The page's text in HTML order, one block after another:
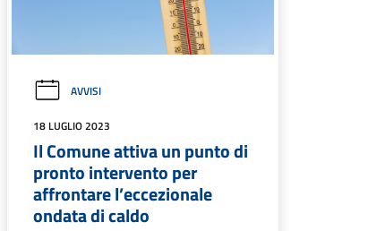
AVVISI
18 LUGLIO 2023
Il Comune attiva un punto di
pronto intervento per
affrontare l’eccezionale
ondata di caldo